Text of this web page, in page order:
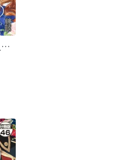
かりそめの公爵夫人【タテヨミ】